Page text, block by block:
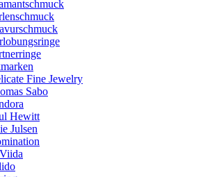
Fine Jewelry
Sabo
Hewitt
Julsen